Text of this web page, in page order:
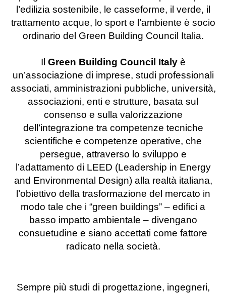
l’edilizia sostenibile, le casseforme, il verde, il
trattamento acque, lo sport e l’ambiente è socio
ordinario del Green Building Council Italia.
Il Green Building Council Italyè
un’associazione di imprese, studi professionali
associati, amministrazioni pubbliche, università,
associazioni, enti e strutture, basata sul
consenso e sulla valorizzazione
dell’integrazione tra competenze tecniche
scientifiche e competenze operative, che
persegue, attraverso lo sviluppo e
l’adattamento di LEED (Leadership in Energy
and Environmental Design) alla realtà italiana,
l’obiettivo della trasformazione del mercato in
modo tale che i “green buildings” – edifici a
basso impatto ambientale – divengano
consuetudine e siano accettati come fattore
radicato nella società.
Sempre più studi di progettazione, ingegneri,